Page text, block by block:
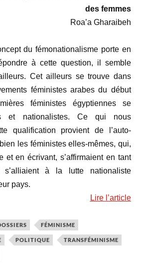
des femmes
Roa’a Gharaibeh
du fémonationalisme porte en
à cette question, il semble
Cet ailleurs se trouve dans
féministes arabes du début
féministes égyptiennes se
et nationalistes. Ce qui nous
qualification provient
de l’auto-
les féministes elles-mêmes, qui,
et en écrivant, s’affirmaient en tant
à la lutte nationaliste
pays.
Lire l’article
FÉMINISME
POLITIQUE TRANSFÉMINISME